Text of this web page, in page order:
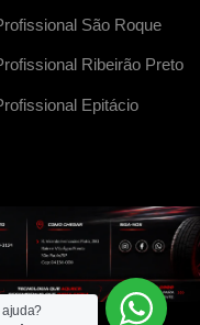
São Roque
Ribeirão Preto
Epitácio
ajuda?